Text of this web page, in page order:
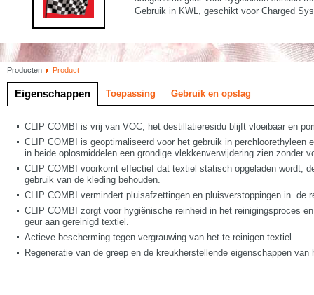
Gebruik in KWL, geschikt voor Charged
Producten Product
Eigenschappen Toepassing Gebruik en opslag
CLIP COMBI is vrij van VOC; het destillatieresidu blijft vloeibaar en
CLIP COMBI is geoptimaliseerd voor het gebruik in perchloorethyleen
in beide oplosmiddelen een grondige vlekkenverwijdering zien zonder
CLIP COMBI voorkomt effectief dat textiel statisch opgeladen wordt;
gebruik van de kleding behouden.
CLIP COMBI vermindert pluisafzettingen en pluisverstoppingen in de
CLIP COMBI zorgt voor hygiënische reinheid in het reinigingsproces
geur aan gereinigd textiel.
Actieve bescherming tegen vergrauwing van het te reinigen textiel.
Regeneratie van de greep en de kreukherstellende eigenschappen